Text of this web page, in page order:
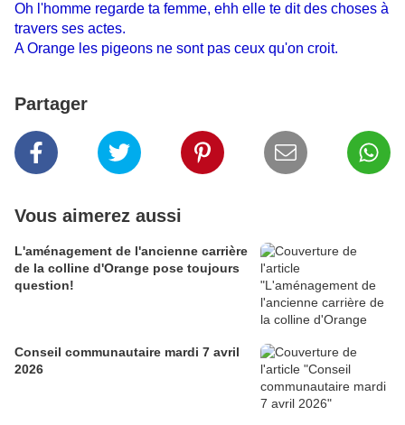
Oh l'homme regarde ta femme, ehh elle te dit des choses à
travers ses actes.
A Orange les pigeons ne sont pas ceux qu'on croit.
Partager
Vous aimerez aussi
L'aménagement de l'ancienne carrière
de la colline d'Orange pose toujours
question!
Conseil communautaire mardi 7 avril
2026